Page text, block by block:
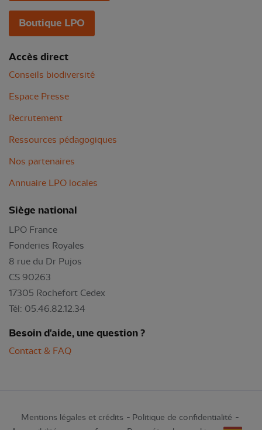
Boutique LPO
Accès direct
Conseils biodiversité
Espace Presse
Recrutement
Ressources pédagogiques
Nos partenaires
Annuaire LPO locales
Siège national
LPO France
Fonderies Royales
8 rue du Dr Pujos
CS 90263
17305 Rochefort Cedex
Tél: 05.46.82.12.34
Besoin d'aide, une question ?
Contact & FAQ
Mentions légales et crédits
Politique de confidentialité